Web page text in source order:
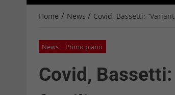
Home / News / Covid, Bassetti:
News Primo piano
Covid,